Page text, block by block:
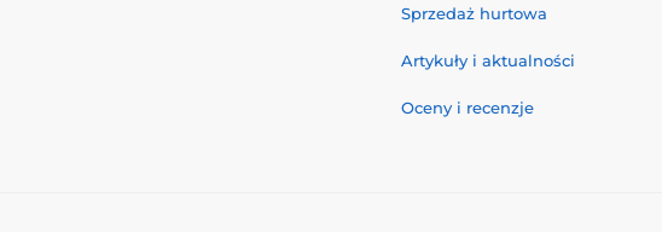
Sprzedaż hurtowa
Artykuły i aktualności
Oceny i recenzje